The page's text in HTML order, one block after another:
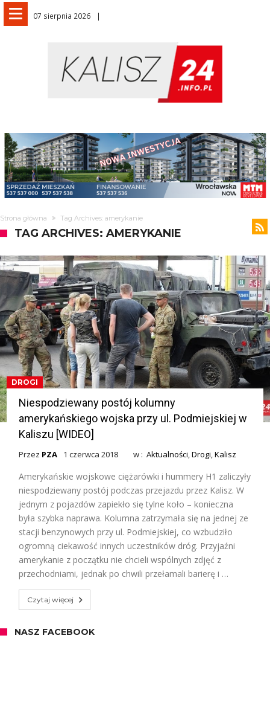
07 sierpnia 2026
Strona główna Tag Archives: amerykanie
TAG ARCHIVES: AMERYKANIE
DROGI
Niespodziewany postój kolumny
amerykańskiego wojska przy ul. Podmiejskiej w
Kaliszu [WIDEO]
Przez PZA 1 czerwca 2018 w :Aktualności,Drogi,Kalisz
Amerykańskie wojskowe ciężarówki i hummery H1 zaliczyły
niespodziewany postój podczas przejazdu przez Kalisz. W
jednym z pojazdów zapiekło się tylne koło – konieczna
była szybka naprawa. Kolumna zatrzymała się na jednej ze
stacji benzynowych przy ul. Podmiejskiej, co wzbudziło
ogromną ciekawość innych uczestników dróg. Przyjaźni
amerykanie z początku nie chcieli wspólnych zdjęć z
przechodniami, jednak po chwili przełamali barierę i …
Czytaj więcej
NASZ FACEBOOK